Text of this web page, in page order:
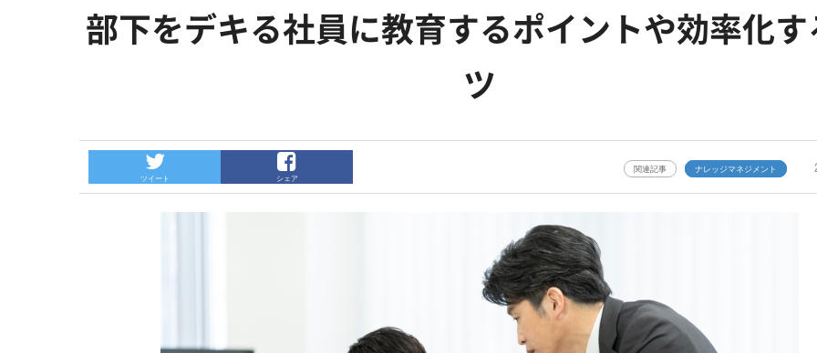
部下をデキる社員に教育するポイントや効率化す
ツ
ツイート シェア
関連記事 ナレッジマネジメント